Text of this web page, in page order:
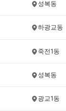
성복동
하광교동
죽전1동
성복동
광교1동